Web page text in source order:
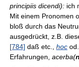
principiis dicendi): ich
Mit einem Pronomen
bloß durch das
ausgedrückt, z.B.
[784] daß etc., hoc od.
Erfahrungen, acerba(